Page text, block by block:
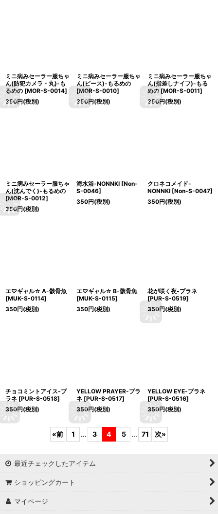
ミニ病みセーラー服ちゃ
ん(防犯カメラ・丸)-も
るめの [MOR-S-0014]
350円(税別)
ミニ病みセーラー服ちゃ
ん(ピース)-もるめの
[MOR-S-0010]
350円(税別)
ミニ病みセーラー服ちゃ
ん(指差しナイフ)-もる
めの [MOR-S-0011]
350円(税別)
ミニ病みセーラー服ちゃ
ん(沈んでく)-もるめの
[MOR-S-0012]
350円(税別)
海水浴-NONNKI [Non-
S-0046]
350円(税別)
クロネコメイド-
NONNKI [Non-S-0047]
350円(税別)
エ♡ギャル☆ A-骸骨魚
[MUK-S-0114]
350円(税別)
エ♡ギャル☆ B-骸骨魚
[MUK-S-0115]
350円(税別)
花が咲く夜-プラネ
[PUR-S-0519]
350円(税別)
チョコミントアイス-プ
ラネ [PUR-S-0518]
350円(税別)
YELLOW PRAYER-プラ
ネ [PUR-S-0517]
350円(税別)
YELLOW EYE-プラネ
[PUR-S-0516]
350円(税別)
«前 1 ... 3 4 5 ... 71 次»
最近チェックしたアイテム
ショッピングカート
マイページ